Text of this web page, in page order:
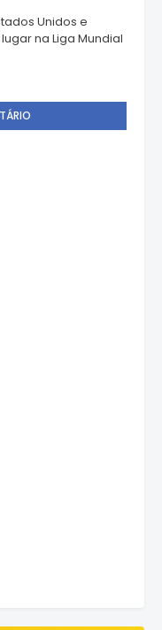
Unidos e
na Liga Mundial